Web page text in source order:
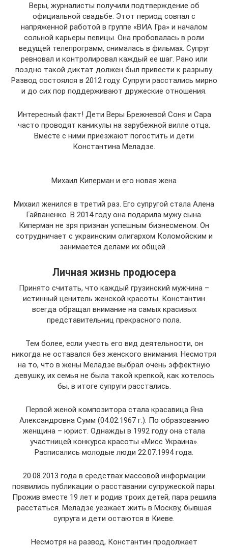
Веры, журналисты получили подтверждение об
официальной свадьбе. Этот период совпал с
напряженной работой в группе «ВИА Гра» и началом
сольной карьеры певицы. Она пробовалась в роли
ведущей телепрограмм, снималась в фильмах. Супруг
ревновал и контролировал каждый ее шаг. Рано или
поздно такой диктат должен был привести к разрыву.
Развод состоялся в 2012 году. Супруги расстались мирно
и до сих пор поддерживают дружеские отношения.
Интересный факт! Дети Веры Брежневой Соня и Сара
часто проводят каникулы на зарубежной вилле отца.
Вместе с ними приезжают погостить и дети
Константина Меладзе.
Михаил Киперман и его новая жена
Михаил женился в третий раз. Его супругой стала Алена
Гайваненко. В 2014 году она подарила мужу сына.
Киперман не зря признан успешным бизнесменом. Он
сотрудничает с украинским олигархом Коломойским и
занимается делами их общей .
Личная жизнь продюсера
Принято считать, что каждый грузинский мужчина –
истинный ценитель женской красоты. Константин
всегда обращал внимание на самых красивых
представительниц прекрасного пола.
Тем более, если учесть его вид деятельности, он
никогда не оставался без женского внимания. Несмотря
на то, что в жены Меладзе выбрал очень эффектную
девушку, их семья не была такой крепкой, как хотелось
бы, в итоге супруги расстались.
Первой женой композитора стала красавица Яна
Александровна Сумм (04.02.1967 г.). По образованию
женщина – юрист. Однажды в 1992 году она стала
участницей конкурса красоты «Мисс Украина».
Расписались молодые люди 22.07.1994 года.
20.08.2013 года в средствах массовой информации
появились публикации о расставании супружеской пары.
Прожив вместе 19 лет и родив троих детей, пара решила
расстаться. Меладзе уезжает жить в Москву, бывшая
супруга и дети остаются в Киеве.
Несмотря на развод, Константин продолжает